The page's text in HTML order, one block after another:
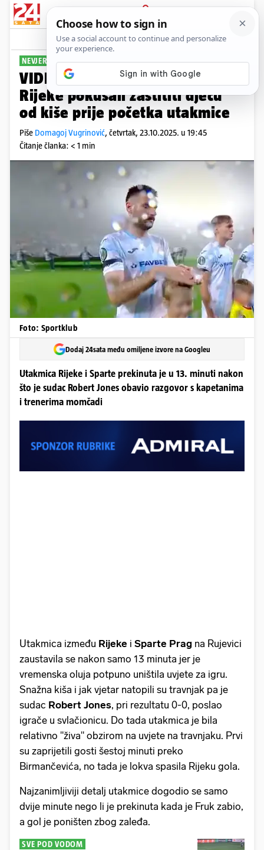
PRIJAVA
Sport Komentari
NEVJEROJATNA SITUACIJA
VIDEO Pogledajte kako su igrači
Rijeke pokušali zaštititi djecu
od kiše prije početka utakmice
Piše Domagoj Vugrinović, četvrtak, 23.10.2025. u 19:45
Čitanje članka: < 1 min
Foto: Sportklub
Dodaj 24sata među omiljene izvore na Googleu
Utakmica Rijeke i Sparte prekinuta je u 13. minuti nakon
što je sudac Robert Jones obavio razgovor s kapetanima
i trenerima momčadi
Utakmica između Rijeke i Sparte Prag na Rujevici
zaustavila se nakon samo 13 minuta jer je
vremenska oluja potpuno uništila uvjete za igru.
Snažna kiša i jak vjetar natopili su travnjak pa je
sudac Robert Jones, pri rezultatu 0-0, poslao
igrače u svlačionicu. Do tada utakmica je bila
relativno "živa" obzirom na uvjete na travnjaku. Prvi
su zaprijetili gosti šestoj minuti preko
Birmančevića, no tada je lokva spasila Rijeku gola.
Najzanimljiviji detalj utakmice dogodio se samo
dvije minute nego li je prekinuta kada je Fruk zabio,
a gol je poništen zbog zaleđa.
SVE POD VODOM